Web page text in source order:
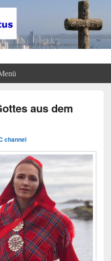
Jesus Christus
aus dem
channel